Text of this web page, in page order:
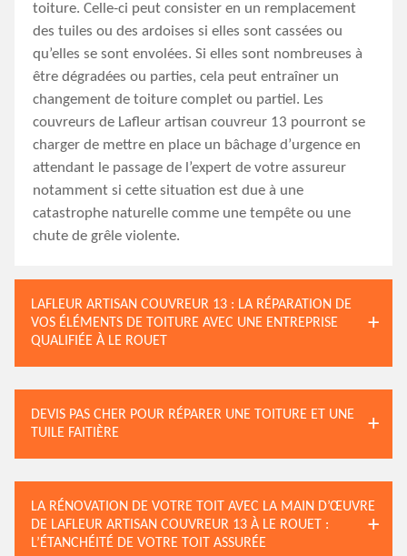
toiture. Celle-ci peut consister en un remplacement
des tuiles ou des ardoises si elles sont cassées ou
qu’elles se sont envolées. Si elles sont nombreuses à
être dégradées ou parties, cela peut entraîner un
changement de toiture complet ou partiel. Les
couvreurs de Lafleur artisan couvreur 13 pourront se
charger de mettre en place un bâchage d’urgence en
attendant le passage de l’expert de votre assureur
notamment si cette situation est due à une
catastrophe naturelle comme une tempête ou une
chute de grêle violente.
LAFLEUR ARTISAN COUVREUR 13 : LA RÉPARATION DE
VOS ÉLÉMENTS DE TOITURE AVEC UNE ENTREPRISE
QUALIFIÉE À LE ROUET
DEVIS PAS CHER POUR RÉPARER UNE TOITURE ET UNE
TUILE FAITIÈRE
LA RÉNOVATION DE VOTRE TOIT AVEC LA MAIN D’ŒUVRE
DE LAFLEUR ARTISAN COUVREUR 13 À LE ROUET :
L’ÉTANCHÉITÉ DE VOTRE TOIT ASSURÉE